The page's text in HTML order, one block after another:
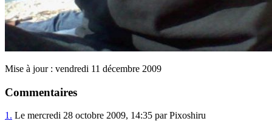
Mise à jour : vendredi 11 décembre 2009
Commentaires
1. Le mercredi 28 octobre 2009, 14:35 par Pixoshiru